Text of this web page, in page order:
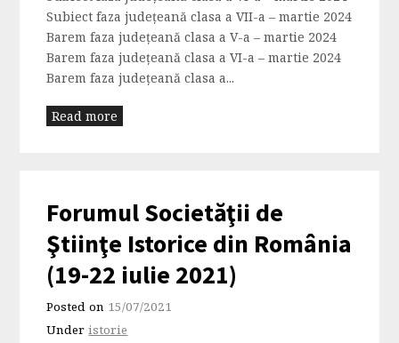
Subiect faza județeană clasa a VII-a – martie 2024
Barem faza județeană clasa a V-a – martie 2024
Barem faza județeană clasa a VI-a – martie 2024
Barem faza județeană clasa a...
Read more
Forumul Societăţii de
Ştiinţe Istorice din România
(19-22 iulie 2021)
Posted on 15/07/2021
Underistorie